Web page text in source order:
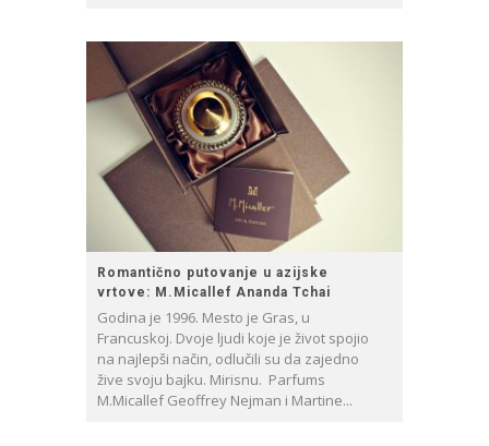
Romantično putovanje u azijske
vrtove: M.Micallef Ananda Tchai
Godina je 1996. Mesto je Gras, u
Francuskoj. Dvoje ljudi koje je život spojio
na najlepši način, odlučili su da zajedno
žive svoju bajku. Mirisnu. Parfums
M.Micallef Geoffrey Nejman i Martine...